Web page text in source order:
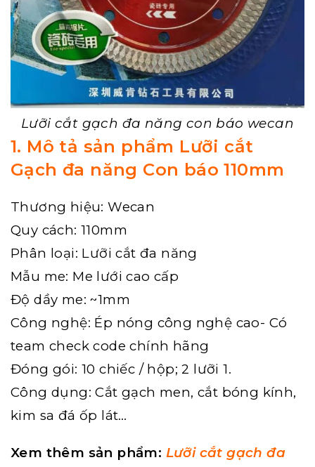
Lưỡi cắt gạch đa năng con báo wecan
1. Mô tả sản phẩm Lưỡi cắt
Gạch đa năng Con báo 110mm
Thương hiệu: Wecan
Quy cách: 110mm
Phân loại: Lưỡi cắt đa năng
Mẫu me: Me lưới cao cấp
Độ dầy me: ~1mm
Công nghệ: Ép nóng công nghệ cao- Có
team check code chính hãng
Đóng gói: 10 chiếc / hộp; 2 lưỡi 1.
Công dụng: Cắt gạch men, cắt bóng kính,
kim sa đá ốp lát…
Xem thêm sản phẩm: Lưỡi cắt gạch đa